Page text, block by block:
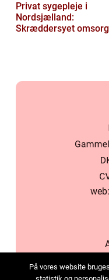
Privat sygepleje i
Nordsjælland:
Skræddersyet
web:
På vores website